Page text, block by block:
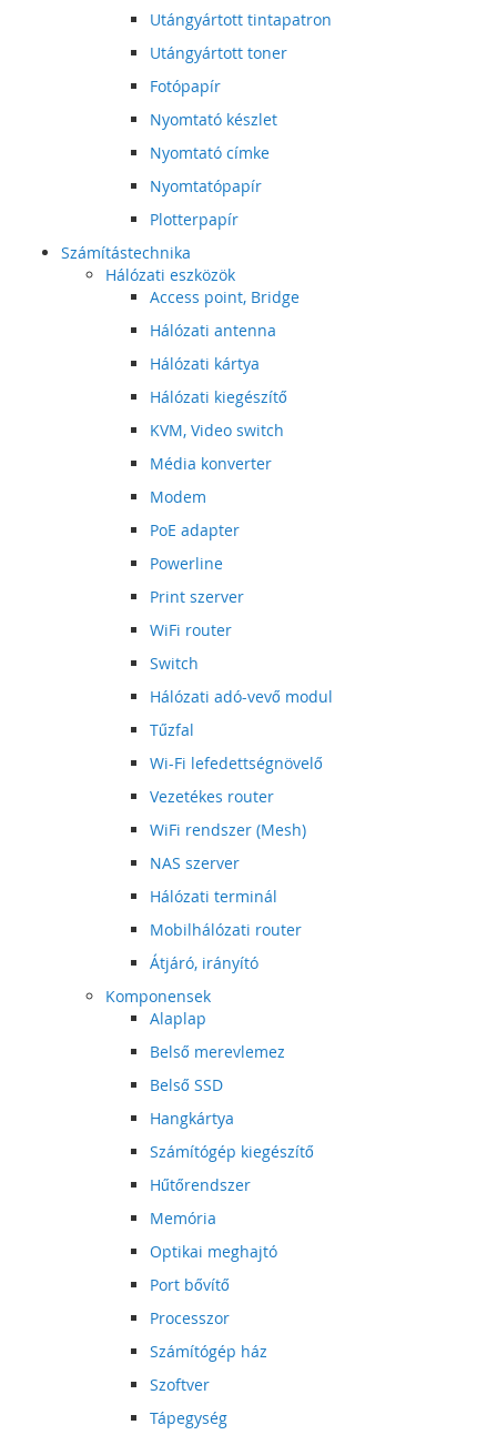
Utángyártott tintapatron
Utángyártott toner
Fotópapír
Nyomtató készlet
Nyomtató címke
Nyomtatópapír
Plotterpapír
Számítástechnika
Hálózati eszközök
Access point, Bridge
Hálózati antenna
Hálózati kártya
Hálózati kiegészítő
KVM, Video switch
Média konverter
Modem
PoE adapter
Powerline
Print szerver
WiFi router
Switch
Hálózati adó-vevő modul
Tűzfal
Wi-Fi lefedettségnövelő
Vezetékes router
WiFi rendszer (Mesh)
NAS szerver
Hálózati terminál
Mobilhálózati router
Átjáró, irányító
Komponensek
Alaplap
Belső merevlemez
Belső SSD
Hangkártya
Számítógép kiegészítő
Hűtőrendszer
Memória
Optikai meghajtó
Port bővítő
Processzor
Számítógép ház
Szoftver
Tápegység